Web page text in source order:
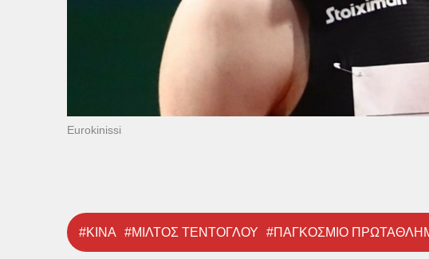
Eurokinissi
#ΚΙΝΑ #ΜΙΛΤΟΣ ΤΕΝΤΟΓΛΟΥ #ΠΑΓΚΟΣΜΙΟ